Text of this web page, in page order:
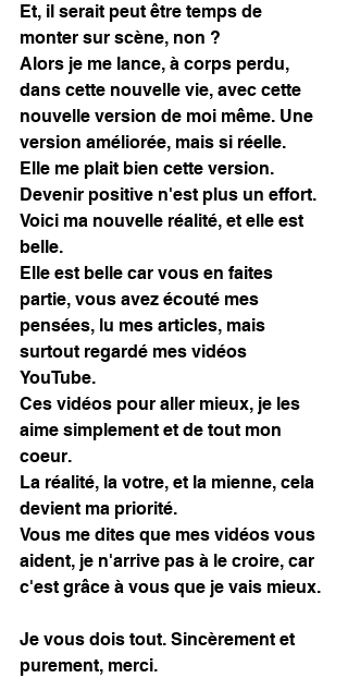
Et, il serait peut être temps de
monter sur scène, non ?
Alors je me lance, à corps perdu,
dans cette nouvelle vie, avec cette
nouvelle version de moi même. Une
version améliorée, mais si réelle.
Elle me plait bien cette version.
Devenir positive n'est plus un effort.
Voici ma nouvelle réalité, et elle est
belle.
Elle est belle car vous en faites
partie, vous avez écouté mes
pensées, lu mes articles, mais
surtout regardé mes vidéos
YouTube.
Ces vidéos pour aller mieux, je les
aime simplement et de tout mon
coeur.
La réalité, la votre, et la mienne, cela
devient ma priorité.
Vous me dites que mes vidéos vous
aident, je n'arrive pas à le croire, car
c'est grâce à vous que je vais mieux.
Je vous dois tout. Sincèrement et
purement, merci.